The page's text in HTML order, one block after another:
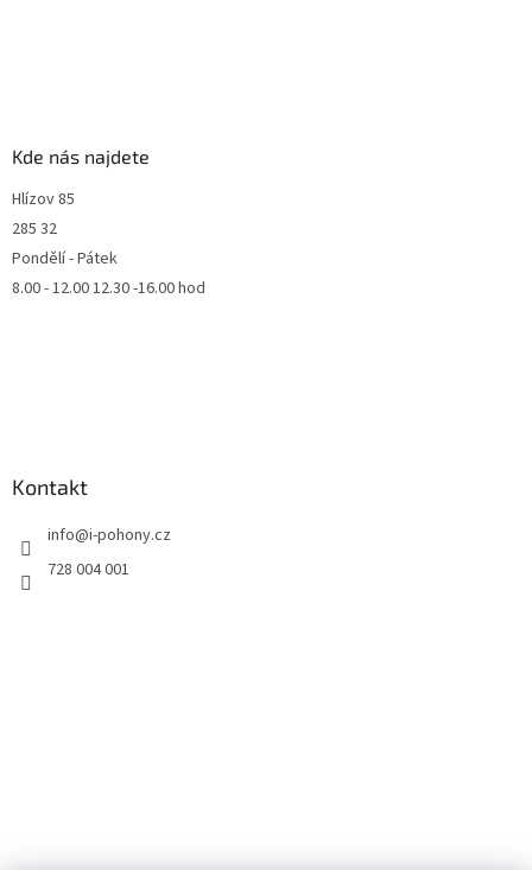
Kde nás najdete
Hlízov 85
285 32
Pondělí - Pátek
8.00 - 12.00 12.30 -16.00 hod
Kontakt
info@i-pohony.cz
728 004 001